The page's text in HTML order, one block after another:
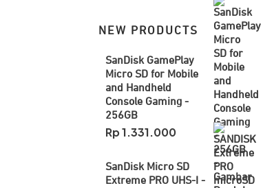
NEW PRODUCTS
SanDisk GamePlay
Micro SD for Mobile
and Handheld
Console Gaming -
256GB
Rp1.331.000
SanDisk Micro SD
Extreme PRO UHS-I -